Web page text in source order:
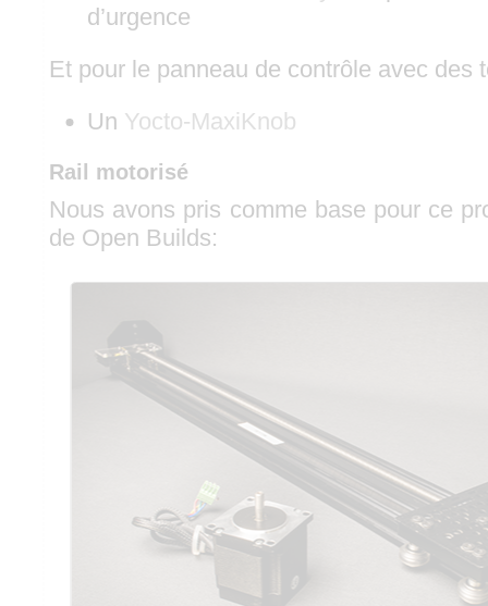
d’urgence
Et pour le panneau de contrôle avec des
Un Yocto-MaxiKnob
Rail motorisé
Nous avons pris comme base pour ce
de Open Builds: